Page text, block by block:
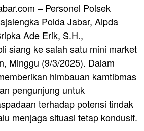
– Personel Polsek
Polda Jabar, Aipda
Ade Erik, S.H.,
siang ke salah satu mini market
Minggu (9/3/2025). Dalam
himbauan kamtibmas
pengunjung untuk
terhadap potensi tindak
menjaga situasi tetap kondusif.